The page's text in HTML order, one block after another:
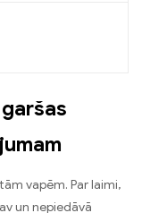
vapēm. Par laimi,
un nepiedāvā